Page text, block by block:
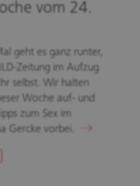
vom 24.
geht es ganz runter,
Zeitung im Aufzug
selbst. Wir halten
Woche auf- und
zum Sex im
Gercke vorbei.